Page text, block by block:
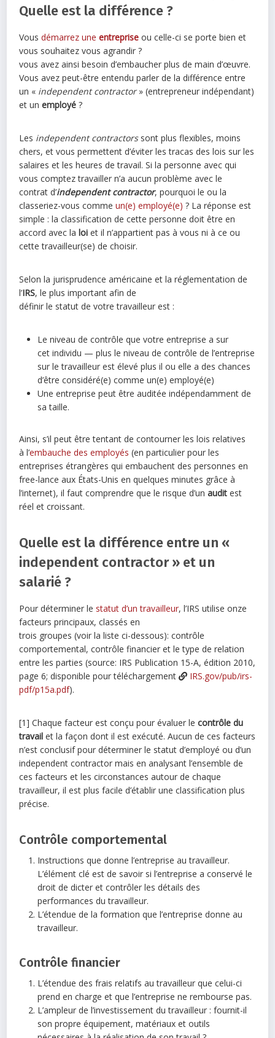
Quelle est la différence ?
Vousdémarrez une entreprise ou celle-ci se porte bien et
vous souhaitez vous agrandir ?
vous avez ainsi besoin d’embaucher plus de main d’œuvre.
Vous avez peut-être entendu parler de la différence entre
un « independent contractor» (entrepreneur indépendant)
et unemployé ?
Les independent contractorssont plus flexibles, moins
chers, et vous permettent d’éviter les tracas des lois sur les
salaires et les heures de travail. Si la personne avec qui
vous comptez travailler n’a aucun problème avec le
contrat d’independent contractor, pourquoi le ou la
classeriez-vous commeun(e) employé(e) ? La réponse est
simple : la classification de cette personne doit être en
accord avec laloi et il n’appartient pas à vous ni à ce ou
cette travailleur(se) de choisir.
Selon la jurisprudence américaine et la réglementation de
l’IRS, le plus important afin de
définir le statut de votre travailleur est :
Le niveau de contrôle que votre entreprise a sur
cet individu — plus le niveau de contrôle de l’entreprise
sur le travailleur est élevé plus il ou elle a des chances
d’être considéré(e) comme un(e) employé(e)
Une entreprise peut être auditée indépendamment de
sa taille.
Ainsi, s’il peut être tentant de contourner les lois relatives
à l’embauche des employés (en particulier pour les
entreprises étrangères qui embauchent des personnes en
free-lance aux États-Unis en quelques minutes grâce à
l’internet), il faut comprendre que le risque d’unaudit est
réel et croissant.
Quelle est la différence entre un «
independent contractor » et un
salarié ?
Pour déterminer le statut d’un travailleur, l’IRS utilise onze
facteurs principaux, classés en
trois groupes (voir la liste ci-dessous): contrôle
comportemental, contrôle financier et le type de relation
entre les parties (source: IRS Publication 15-A, édition 2010,
page 6; disponible pour téléchargement
IRS.gov/pub/irs-
pdf/p15a.pdf).
[1] Chaque facteur est conçu pour évaluer lecontrôle du
travail et la façon dont il est exécuté. Aucun de ces facteurs
n’est conclusif pour déterminer le statut d’employé ou d’un
independent contractor mais en analysant l’ensemble de
ces facteurs et les circonstances autour de chaque
travailleur, il est plus facile d’établir une classification plus
précise.
Contrôle comportemental
Instructions que donne l’entreprise au travailleur.
L’élément clé est de savoir si l’entreprise a conservé le
droit de dicter et contrôler les détails des
performances du travailleur.
L’étendue de la formation que l’entreprise donne au
travailleur.
Contrôle financier
L’étendue des frais relatifs au travailleur que celui-ci
prend en charge et que l’entreprise ne rembourse pas.
L’ampleur de l’investissement du travailleur : fournit-il
son propre équipement, matériaux et outils